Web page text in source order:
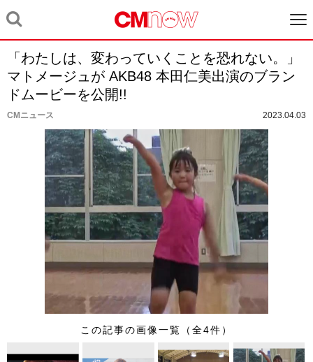
「わたしは、変わっていくことを恐れない。」
マトメージュが AKB48 本田仁美出演のブラン
ドムービーを公開!!
CMニュース 2023.04.03
この記事の画像一覧（全4件）